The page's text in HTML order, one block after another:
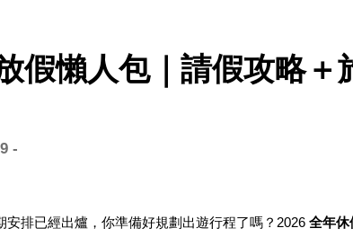
假懶人包｜請假攻略＋
-
安排已經出爐，你準備好規劃出遊行程了嗎？​2026 全年休